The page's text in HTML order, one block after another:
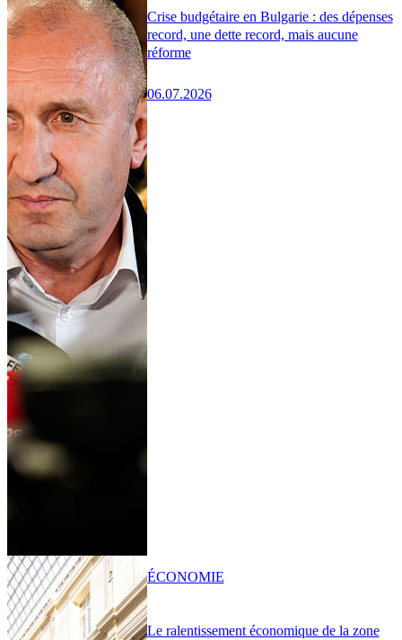
Crise budgétaire en Bulgarie : des dépenses
record, une dette record, mais aucune
réforme
06.07.2026
Le ralentissement économique de la zone
ÉCONOMIE